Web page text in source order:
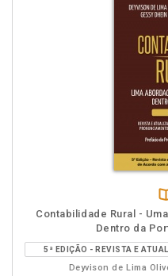
Contabilidade Rural -
Dentro da
5ª EDIÇÃO - REVISTA E
Deyvison de Lima